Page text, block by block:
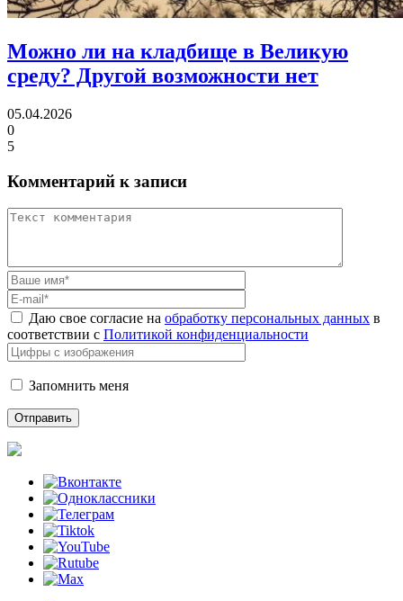
Можно ли на кладбище в Великую
среду? Другой возможности нет
05.04.2026
0
5
Комментарий к записи
Даю свое согласие на обработку персональных данных в
соответствии с Политикой конфиденциальности
Запомнить меня